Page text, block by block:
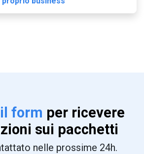
form per ricevere
sui pacchetti
nelle prossime 24h.